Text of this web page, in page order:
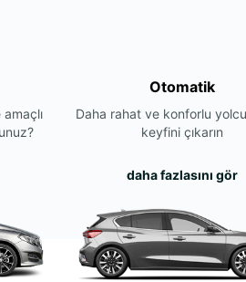
Otomatik
Daha rahat ve konforlu
keyfini çıkarın
daha fazlasını gör